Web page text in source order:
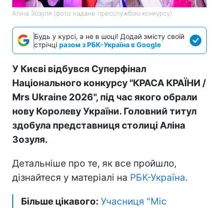
Аліна Зозуля (фото надане пресслужбою конкурсу)
Будь у курсі, а не в шоці! Додай змісту своїй
стрічці разом з РБК-Україна в Google
У Києві відбувся Суперфінал
Національного конкурсу "КРАСА КРАЇНИ /
Mrs Ukraine 2026", під час якого обрали
нову Королеву України. Головний титул
здобула представниця столиці Аліна
Зозуля.
Детальніше про те, як все пройшло,
дізнайтеся у матеріалі на РБК-Україна.
Більше цікавого: Учасниця "Міс